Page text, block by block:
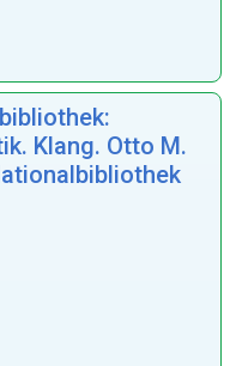
Klang. Otto M.